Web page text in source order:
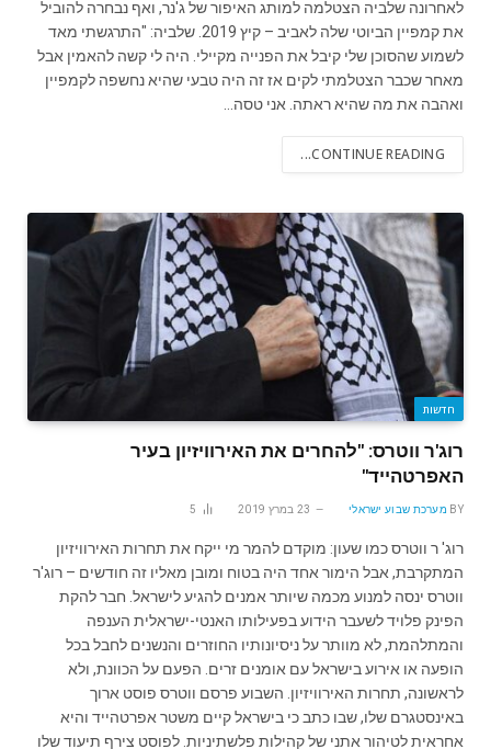
לאחרונה שלביה הצטלמה למותג האיפור של ג'נר, ואף נבחרה להוביל
את קמפיין הביוטי שלה לאביב – קיץ 2019. שלביה: "התרגשתי מאד
לשמוע שהסוכן שלי קיבל את הפנייה מקיילי. היה לי קשה להאמין אבל
מאחר שכבר הצטלמתי לקים אז זה היה טבעי שהיא נחשפה לקמפיין
ואהבה את מה שהיא ראתה. אני טסה…
CONTINUE READING...
חדשות
רוג'ר ווטרס: "להחרים את האירוויזיון בעיר
האפרטהייד"
BY מערכת שבוע ישראלי 23 במרץ 2019 5
רוג' ר ווטרס כמו שעון: מוקדם להמר מי ייקח את תחרות האירוויזיון
המתקרבת, אבל הימור אחד היה בטוח ומובן מאליו זה חודשים – רוג'ר
ווטרס ינסה למנוע מכמה שיותר אמנים להגיע לישראל. חבר להקת
הפינק פלויד לשעבר הידוע בפעילותו האנטי-ישראלית הענפה
והמתלהמת, לא מוותר על ניסיונותיו החוזרים והנשנים לחבל בכל
הופעה או אירוע בישראל עם אומנים זרים. הפעם על הכוונת, ולא
לראשונה, תחרות האירוויזיון. השבוע פרסם ווטרס פוסט ארוך
באינסטגרם שלו, שבו כתב כי בישראל קיים משטר אפרטהייד והיא
אחראית לטיהור אתני של קהילות פלשתיניות. לפוסט צירף תיעוד שלו